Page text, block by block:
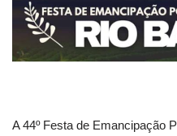
A 44º Festa de Emancipação